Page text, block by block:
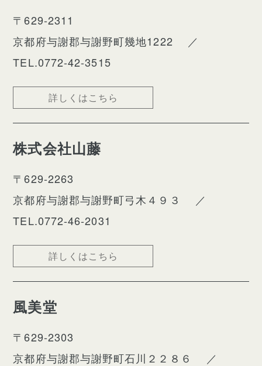
〒629-2311
京都府与謝郡与謝野町幾地1222
／
TEL.0772-42-3515
詳しくはこちら
株式会社⼭藤
〒629-2263
京都府与謝郡与謝野町弓木４９３
／
TEL.0772-46-2031
詳しくはこちら
風美堂
〒629-2303
京都府与謝郡与謝野町石川２２８６
／